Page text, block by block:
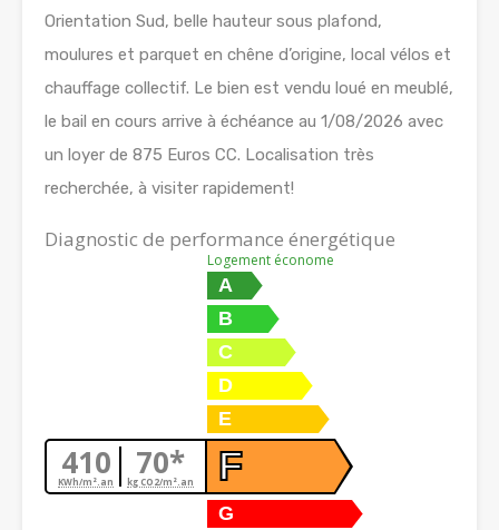
Orientation Sud, belle hauteur sous plafond,
moulures et parquet en chêne d’origine, local vélos et
chauffage collectif. Le bien est vendu loué en meublé,
le bail en cours arrive à échéance au 1/08/2026 avec
un loyer de 875 Euros CC. Localisation très
recherchée, à visiter rapidement!
Diagnostic de performance énergétique
410
KWh/m².an 70*
kg CO2/m².an
Logement économe
A
B
C
D
E
F
G